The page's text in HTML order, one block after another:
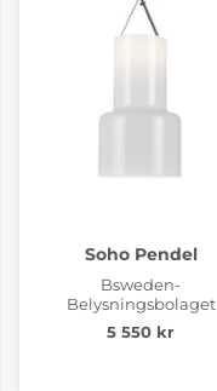
Soho Pendel
Bsweden-
Belysningsbolaget
5 550 kr